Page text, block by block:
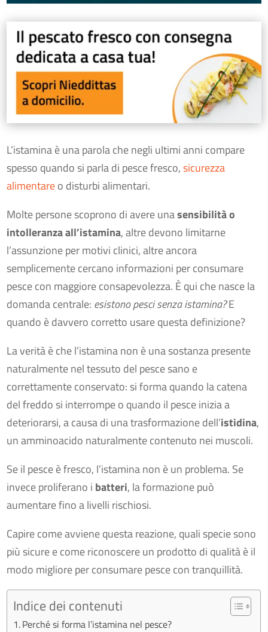
L’istamina è una parola che negli ultimi anni compare
spesso quando si parla di pesce fresco,sicurezza
alimentareo disturbi alimentari.
Molte persone scoprono di avere unasensibilità o
intolleranza all’istamina, altre devono limitarne
l’assunzione per motivi clinici, altre ancora
semplicemente cercano informazioni per consumare
pesce con maggiore consapevolezza. È qui che nasce la
domanda centrale: esistono pesci senza istamina?E
quando è davvero corretto usare questa definizione?
La verità è che l’istamina non è una sostanza presente
naturalmente nel tessuto del pesce sano e
correttamente conservato: si forma quando la catena
del freddo si interrompe o quando il pesce inizia a
deteriorarsi, a causa di una trasformazione dell’istidina,
un amminoacido naturalmente contenuto nei muscoli.
Se il pesce è fresco, l’istamina non è un problema. Se
invece proliferano i batteri, la formazione può
aumentare fino a livelli rischiosi.
Capire come avviene questa reazione, quali specie sono
più sicure e come riconoscere un prodotto di qualità è il
modo migliore per consumare pesce con tranquillità.
Indice dei contenuti
Perché si forma l’istamina nel pesce?